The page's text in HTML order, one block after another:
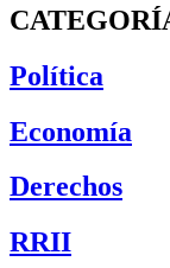
Política
Economía
Derechos
RRII